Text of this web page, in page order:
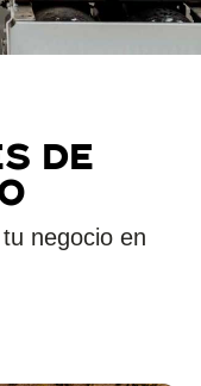
de
negocio en